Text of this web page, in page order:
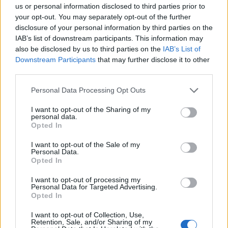
us or personal information disclosed to third parties prior to
your opt-out. You may separately opt-out of the further
disclosure of your personal information by third parties on the
IAB’s list of downstream participants. This information may
also be disclosed by us to third parties on the IAB’s List of
Downstream Participants that may further disclose it to other
Personal Data Processing Opt Outs
I want to opt-out of the Sharing of my
personal data.
Opted In
I want to opt-out of the Sale of my
Personal Data.
Opted In
I want to opt-out of processing my
Personal Data for Targeted Advertising.
Opted In
I want to opt-out of Collection, Use,
Retention, Sale, and/or Sharing of my
Pode ser mini, midi ou longa:
S
A I
A
Personagem dos games que é um porco-espinho azul
O I
C
A Lisa que é atriz e foi esposa de Jason Momoa
:
O N E
Deixar louco de raiva:
Enzima digestiva produzida pelo pâncreas
P A S
E